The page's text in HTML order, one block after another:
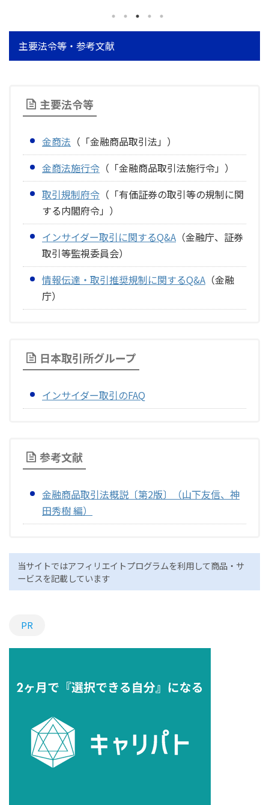
主体」とは？～内部者・
準内部者など
主要法令等・参考文献
主要法令等
金商法 （「金融商品取引法」）
金商法施行令 （「金融商品取引法施行令」）
取引規制府令 （「有価証券の取引等の規制に関
する内閣府令」）
インサイダー取引に関するQ&A （金融庁、証券
取引等監視委員会）
情報伝達・取引推奨規制に関するQ&A （金融
庁）
日本取引所グループ
インサイダー取引のFAQ
参考文献
金融商品取引法概説〔第2版〕（山下友信、神
田秀樹 編）
当サイトではアフィリエイトプログラムを利用して商品・サ
ービスを記載しています
PR